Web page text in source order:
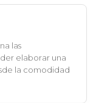
las
elaborar una
la comodidad